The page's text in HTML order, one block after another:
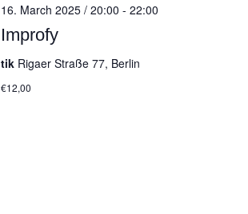
Improfy
16. March 2025 / 20:00 - 22:00
tik Rigaer Straße 77, Berlin
€12,00